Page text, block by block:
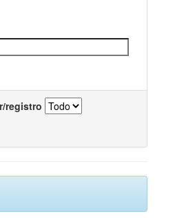
registro